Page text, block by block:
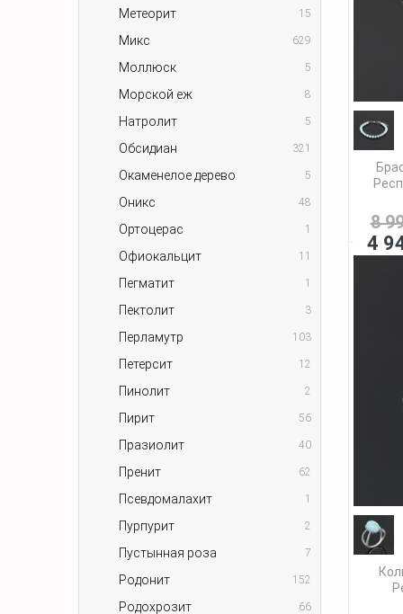
Метеорит 15
Микс 629
Моллюск 5
Морской еж 8
Натролит 5
Обсидиан 321
Окаменелое дерево 5
Оникс 48
Ортоцерас 1
Офиокальцит 11
Пегматит 1
Пектолит 3
Перламутр 103
Петерсит 12
Пинолит 2
Пирит 56
Празиолит 40
Пренит 62
Псевдомалахит 1
Пурпурит 2
Пустынная роза 7
Родонит 152
Родохрозит 66
8
4